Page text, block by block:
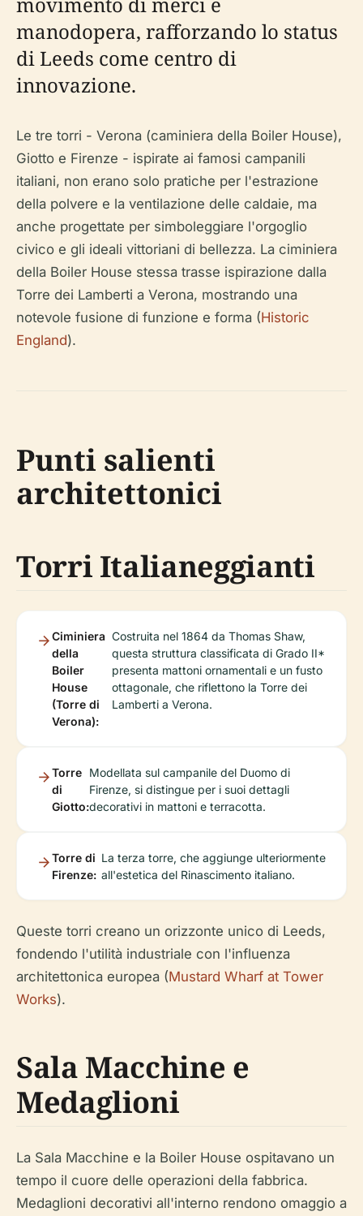
manodopera, rafforzando lo status
di Leeds come centro di
innovazione.
Le tre torri - Verona (caminiera della Boiler House),
Giotto e Firenze - ispirate ai famosi campanili
italiani, non erano solo pratiche per l'estrazione
della polvere e la ventilazione delle caldaie, ma
anche progettate per simboleggiare l'orgoglio
civico e gli ideali vittoriani di bellezza. La ciminiera
della Boiler House stessa trasse ispirazione dalla
Torre dei Lamberti a Verona, mostrando una
notevole fusione di funzione e forma (Historic
England).
Punti salienti
architettonici
Torri Italianeggianti
Ciminiera
della
Boiler
House
(Torre di
Verona):
Costruita nel 1864 da Thomas Shaw,
questa struttura classificata di Grado II*
presenta mattoni ornamentali e un fusto
ottagonale, che riflettono la Torre dei
Lamberti a Verona.
Torre
di
Giotto:
Modellata sul campanile del Duomo di
Firenze, si distingue per i suoi dettagli
decorativi in mattoni e terracotta.
Torre di
Firenze:
La terza torre, che aggiunge ulteriormente
all'estetica del Rinascimento italiano.
Queste torri creano un orizzonte unico di Leeds,
fondendo l'utilità industriale con l'influenza
architettonica europea (Mustard Wharf at Tower
Works).
Sala Macchine e
Medaglioni
La Sala Macchine e la Boiler House ospitavano un
tempo il cuore delle operazioni della fabbrica.
Medaglioni decorativi all'interno rendono omaggio a